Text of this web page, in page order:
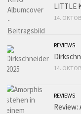
LITTLE
14.
REVIEWS
14.
REVIEWS
Review: